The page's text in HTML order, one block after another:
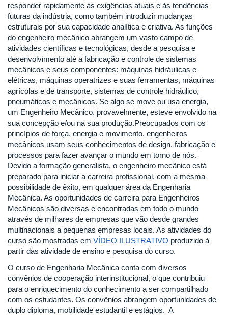
responder rapidamente às exigências atuais e às tendências
futuras da indústria, como também introduzir mudanças
estruturais por sua capacidade analítica e criativa. As funções
do engenheiro mecânico abrangem um vasto campo de
atividades científicas e tecnológicas, desde a pesquisa e
desenvolvimento até a fabricação e controle de sistemas
mecânicos e seus componentes: máquinas hidráulicas e
elétricas, máquinas operatrizes e suas ferramentas, máquinas
agrícolas e de transporte, sistemas de controle hidráulico,
pneumáticos e mecânicos. Se algo se move ou usa energia,
um Engenheiro Mecânico, provavelmente, esteve envolvido na
sua concepção e/ou na sua produção.Preocupados com os
princípios de força, energia e movimento, engenheiros
mecânicos usam seus conhecimentos de design, fabricação e
processos para fazer avançar o mundo em torno de nós.
Devido a formação generalista, o engenheiro mecânico está
preparado para iniciar a carreira profissional, com a mesma
possibilidade de êxito, em qualquer área da Engenharia
Mecânica. As oportunidades de carreira para Engenheiros
Mecânicos são diversas e encontradas em todo o mundo
através de milhares de empresas que vão desde grandes
multinacionais a pequenas empresas locais. As atividades do
curso são mostradas em VÍDEO ILUSTRATIVO produzido à
partir das atividade de ensino e pesquisa do curso.
O curso de Engenharia Mecânica conta com diversos
convênios de cooperação interinstitucional, o que contribuiu
para o enriquecimento do conhecimento a ser compartilhado
com os estudantes. Os convênios abrangem oportunidades de
duplo diploma, mobilidade estudantil e estágios. A